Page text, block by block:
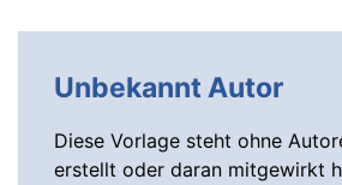
Unbekannt Autor
Diese Vorlage steht ohne
erstellt oder daran mitgewirkt